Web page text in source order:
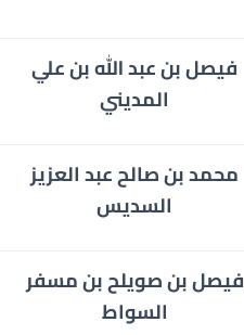
فيصل بن عبد الله بن علي
المديني
محمد بن صالح عبد العزيز
السديس
فيصل بن صويلح بن مسفر
السواط